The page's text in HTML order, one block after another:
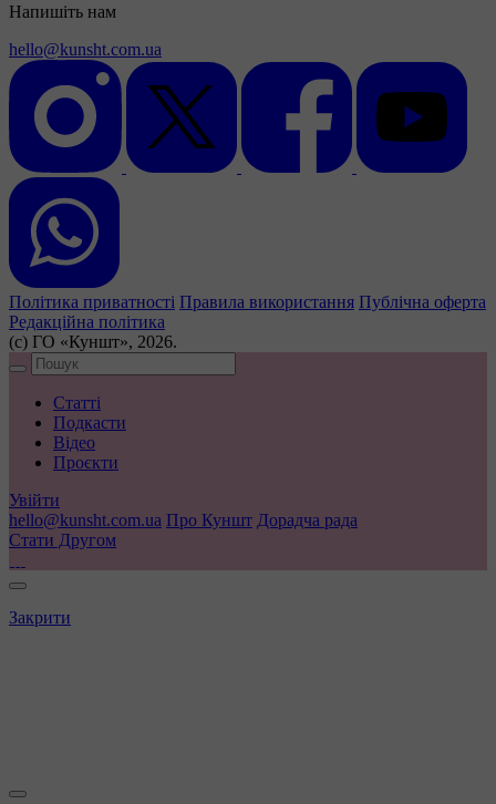
Напишіть нам
hello@kunsht.com.ua
Політика приватності Правила використання Публічна оферта
Редакційна політика
(с) ГО «Куншт», 2026.
Статті
Подкасти
Відео
Проєкти
Увійти
hello@kunsht.com.ua Про Куншт Дорадча рада
Стати Другом
Закрити